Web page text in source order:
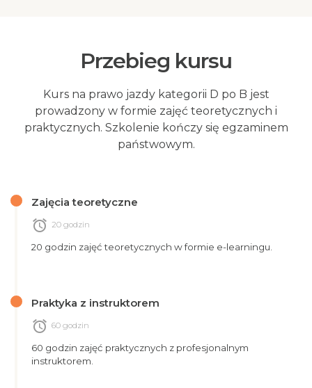
Przebieg kursu
Kurs na prawo jazdy kategorii D po B jest
prowadzony w formie zajęć teoretycznych i
praktycznych. Szkolenie kończy się egzaminem
państwowym.
Zajęcia teoretyczne
alarm 20 godzin
20 godzin zajęć teoretycznych w formie e-learningu.
Praktyka z instruktorem
alarm 60 godzin
60 godzin zajęć praktycznych z profesjonalnym
instruktorem.